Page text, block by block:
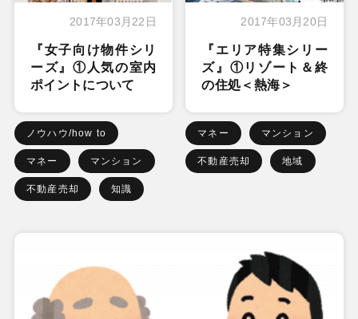
2017年03月22日
『女子向け物件シリ
ーズ』①人気の室内
ポイントについて
ノウハウ/how to
マネー マンション
不動産売却 知識
2017年03月20日
『エリア特集シリー
ズ』①リゾート＆終
の住処＜熱海＞
マネー マンション
不動産売却 地域